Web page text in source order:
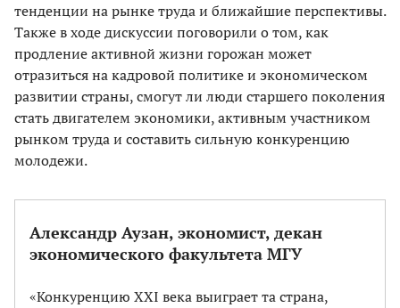
тенденции на рынке труда и ближайшие перспективы.
Также в ходе дискуссии поговорили о том, как
продление активной жизни горожан может
отразиться на кадровой политике и экономическом
развитии страны, смогут ли люди старшего поколения
стать двигателем экономики, активным участником
рынком труда и составить сильную конкуренцию
молодежи.
Александр Аузан, экономист, декан
экономического факультета МГУ
«Конкуренцию XXI века выиграет та страна,